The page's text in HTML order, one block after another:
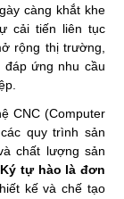
càng khắt khe
cải tiến liên tục
rộng thị trường,
ứng nhu cầu
CNC (Computer
quy trình sản
chất lượng sản
tự hào là đơn
kế và chế tạo